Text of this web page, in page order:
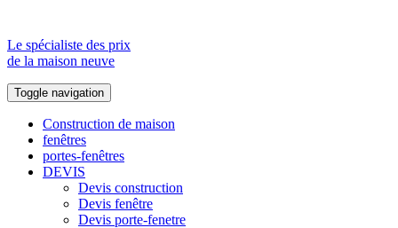
Le spécialiste des prix
de la maison neuve
Toggle navigation
Construction de maison
fenêtres
portes-fenêtres
DEVIS
Devis construction
Devis fenêtre
Devis porte-fenetre